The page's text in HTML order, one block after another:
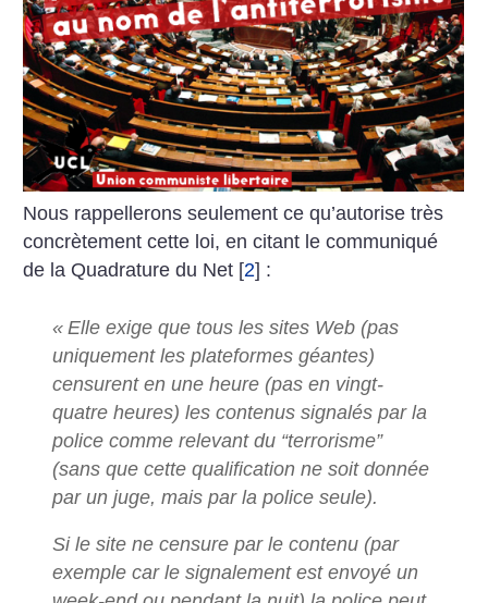
Nous rappellerons seulement ce qu’autorise très
concrètement cette loi, en citant le communiqué
de la Quadrature du Net [2] :
« Elle exige que tous les sites Web (pas
uniquement les plateformes géantes)
censurent en une heure (pas en vingt-
quatre heures) les contenus signalés par la
police comme relevant du “terrorisme”
(sans que cette qualification ne soit donnée
par un juge, mais par la police seule).
Si le site ne censure par le contenu (par
exemple car le signalement est envoyé un